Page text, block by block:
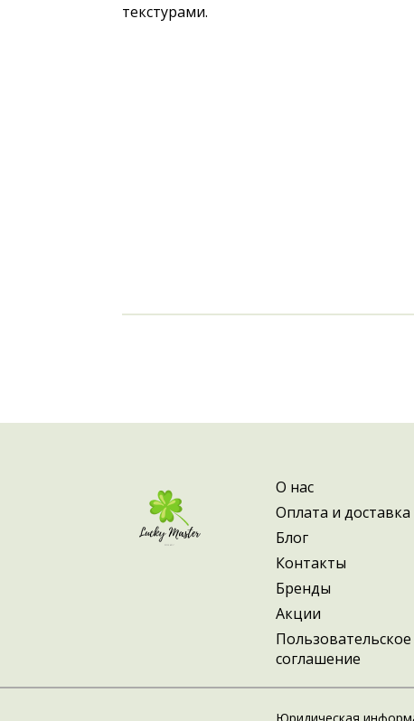
текстурами.
О нас
Оплата и доставка
Блог
Контакты
Бренды
Акции
Пользовательское
соглашение